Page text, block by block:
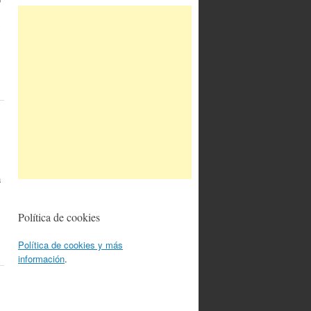
Política de cookies
Política de cookies y más
información.